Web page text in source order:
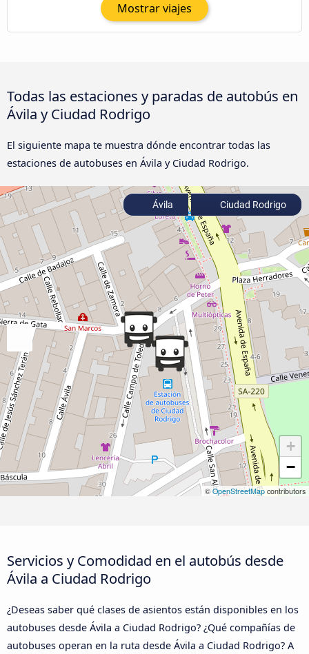
Mostrar viajes
Todas las estaciones y paradas de autobús en
Ávila‎ y Ciudad Rodrigo
El siguiente mapa te muestra dónde encontrar todas las
estaciones de autobuses en Ávila‎ y Ciudad Rodrigo.
+
−
© OpenStreetMap contributors
Ávila‎ Ciudad Rodrigo
Servicios y Comodidad en el autobús desde
Ávila‎ a Ciudad Rodrigo
¿Deseas saber qué clases de asientos están disponibles en los
autobuses desde Ávila‎ a Ciudad Rodrigo? ¿Qué compañías de
autobuses operan en la ruta desde Ávila‎ a Ciudad Rodrigo? A